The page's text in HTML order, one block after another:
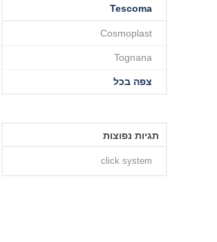
Tescoma
Cosmoplast
Tognana
צפה בכל
תגיות נפוצות
click system